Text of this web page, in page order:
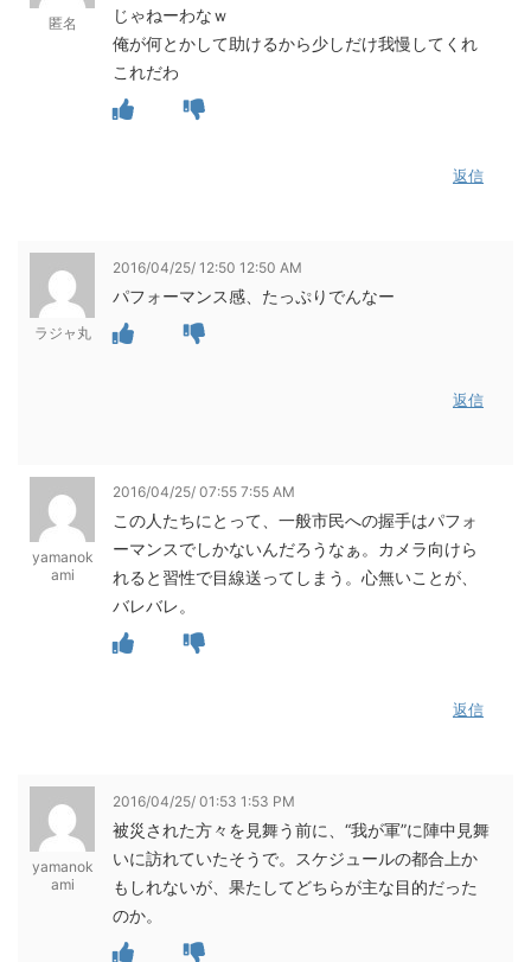
匿名
じゃねーわなｗ
俺が何とかして助けるから少しだけ我慢してくれ
これだわ
返信
ラジャ丸
2016/04/25/ 12:50 12:50 AM
パフォーマンス感、たっぷりでんなー
返信
yamanok
ami
2016/04/25/ 07:55 7:55 AM
この人たちにとって、一般市民への握手はパフォ
ーマンスでしかないんだろうなぁ。カメラ向けら
れると習性で目線送ってしまう。心無いことが、
バレバレ。
返信
yamanok
ami
2016/04/25/ 01:53 1:53 PM
被災された方々を見舞う前に、“我が軍”に陣中見舞
いに訪れていたそうで。スケジュールの都合上か
もしれないが、果たしてどちらが主な目的だった
のか。